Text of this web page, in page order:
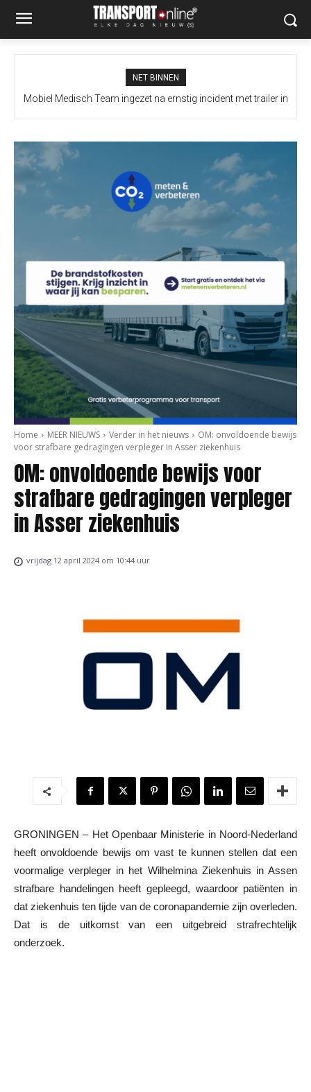
NET BINNEN
Mobiel Medisch Team ingezet na ernstig incident met trailer in
Home MEER NIEUWS Verder in het nieuws
OM: onvoldoende bewijs
voor strafbare gedragingen verpleger in Asser ziekenhuis
OM: onvoldoende bewijs voor
strafbare gedragingen verpleger
in Asser ziekenhuis
vrijdag 12 april 2024 om 10:44 uur
GRONINGEN – Het Openbaar Ministerie in Noord-Nederland
heeft onvoldoende bewijs om vast te kunnen stellen dat een
voormalige verpleger in het Wilhelmina Ziekenhuis in Assen
strafbare handelingen heeft gepleegd, waardoor patiënten in
dat ziekenhuis ten tijde van de coronapandemie zijn overleden.
Dat is de uitkomst van een uitgebreid strafrechtelijk
onderzoek.